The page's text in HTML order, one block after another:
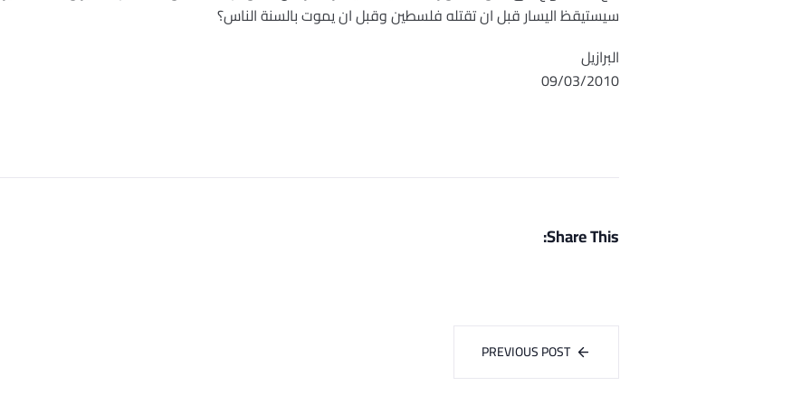
سيستيقظ اليسار قبل ان تقتله فلسطين وقبل ان يموت بالسنة الناس؟
البرازيل
09/03/2010
Share This:
PREVIOUS POST